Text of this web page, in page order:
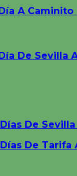
A Caminito
De Sevilla
De
De Tarifa